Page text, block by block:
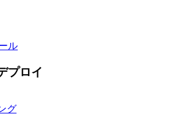
ル
プロイ
グ